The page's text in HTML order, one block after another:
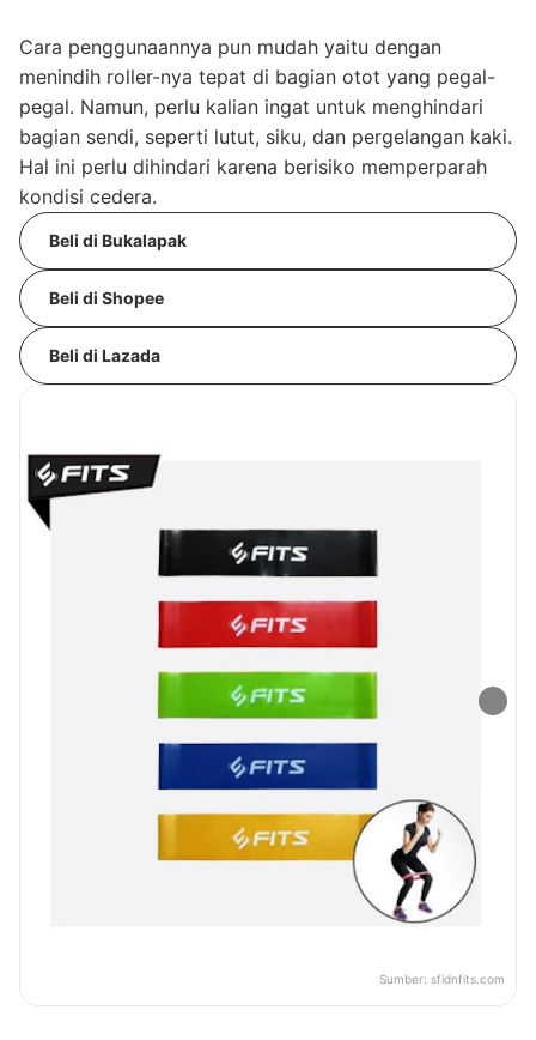
Cara penggunaannya pun mudah yaitu dengan
menindih roller-nya tepat di bagian otot yang pegal-
pegal. Namun, perlu kalian ingat untuk menghindari
bagian sendi, seperti lutut, siku, dan pergelangan kaki.
Hal ini perlu dihindari karena berisiko memperparah
kondisi cedera.
Beli di Bukalapak
Beli di Shopee
Beli di Lazada
Sumber: sfidnfits.com